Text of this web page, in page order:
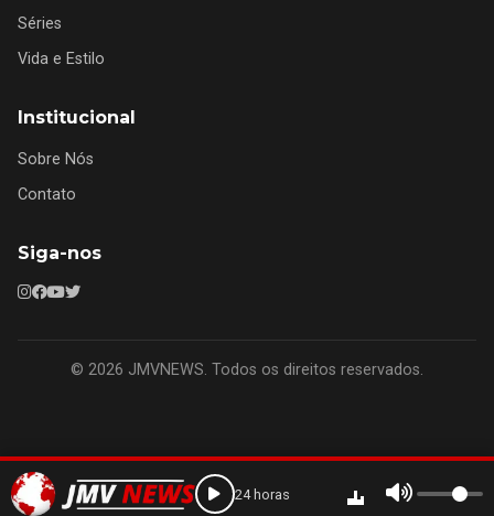
24 horas
Séries
Vida e Estilo
Institucional
Sobre Nós
Contato
Siga-nos
© 2026 JMVNEWS. Todos os direitos reservados.